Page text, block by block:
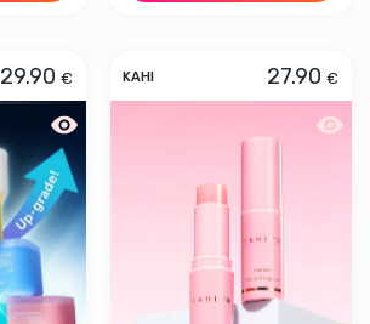
29.90 €
Aperçu rapide MEDIHEAL Pad
KAHI 27.90 €